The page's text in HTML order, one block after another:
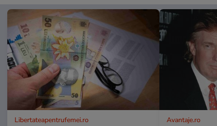
Libertateapentrufemei.ro Avantaje.ro